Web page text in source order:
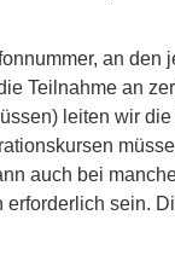
an
Teilnahme an
leiten wir
auch bei
sein.